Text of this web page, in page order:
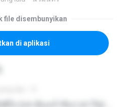
file disembunyikan
di aplikasi